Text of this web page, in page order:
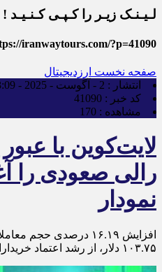
لـیـنـک زیـر را کـپـی کـنـیـد !
iranwaytours.com/?p=41090
صفحه نخست ارزدیجیتال
انتشار : 2 - آگوست - 2025 - 23:09
کد خبر : 41090
مشاهده : 170
رالی صعودی را
نمودار
افزایش ۱۶.۱۹ درصدی
۱۰۳.۷۵ دلار، از رشد اعتماد خریداران خبر می‌دهد.